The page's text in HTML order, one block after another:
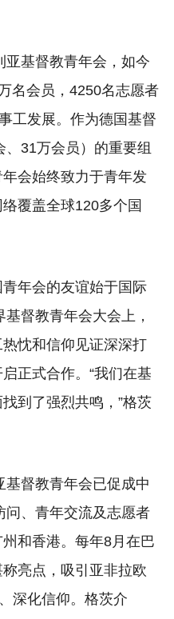
亚基督教青年会，如今
名会员，4250名志愿者
工发展。作为德国基督
31万会员）的重要组
会始终致力于青年发
覆盖全球120多个国
年会的友谊始于国际
督教青年会大会上，
忱和信仰见证深深打
正式合作。“我们在基
到了强烈共鸣，”格茨
基督教青年会已促成中
问、青年交流及志愿者
和香港。每年8月在巴
亮点，吸引亚非拉欧
深化信仰。格茨介